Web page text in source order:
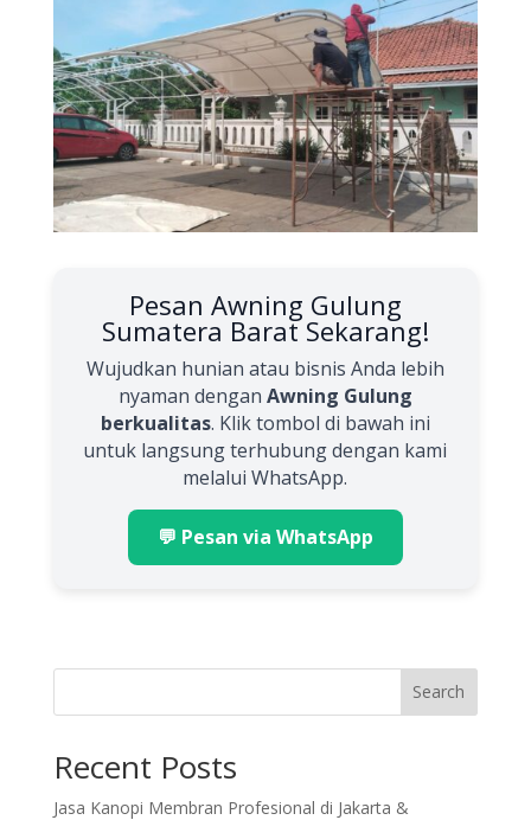
Pesan Awning Gulung
Sumatera Barat Sekarang!
Wujudkan hunian atau bisnis Anda lebih
nyaman dengan Awning Gulung
berkualitas. Klik tombol di bawah ini
untuk langsung terhubung dengan kami
melalui WhatsApp.
💬 Pesan via WhatsApp
Search
Recent Posts
Jasa Kanopi Membran Profesional di Jakarta &